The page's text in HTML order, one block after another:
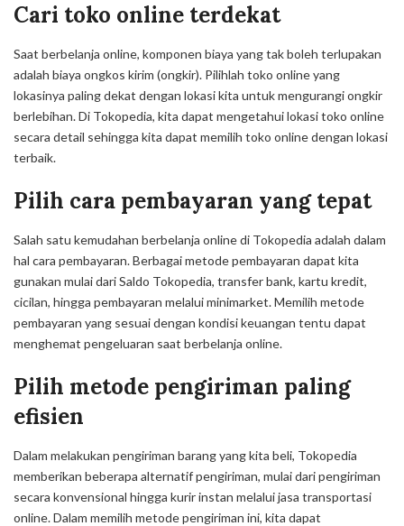
Cari toko online terdekat
Saat berbelanja online, komponen biaya yang tak boleh terlupakan
adalah biaya ongkos kirim (ongkir). Pilihlah toko onlineyang
lokasinya paling dekat dengan lokasi kita untuk mengurangi ongkir
berlebihan. Di Tokopedia, kita dapat mengetahui lokasi toko online
secara detail sehingga kita dapat memilih toko onlinedengan lokasi
terbaik.
Pilih cara pembayaran yang tepat
Salah satu kemudahan berbelanja onlinedi Tokopedia adalah dalam
hal cara pembayaran. Berbagai metode pembayaran dapat kita
gunakan mulai dari Saldo Tokopedia, transfer bank, kartu kredit,
cicilan, hingga pembayaran melalui minimarket. Memilih metode
pembayaran yang sesuai dengan kondisi keuangan tentu dapat
menghemat pengeluaran saat berbelanja online.
Pilih metode pengiriman paling
efisien
Dalam melakukan pengiriman barang yang kita beli, Tokopedia
memberikan beberapa alternatif pengiriman, mulai dari pengiriman
secara konvensional hingga kurir instan melalui jasa transportasi
online. Dalam memilih metode pengiriman ini, kita dapat